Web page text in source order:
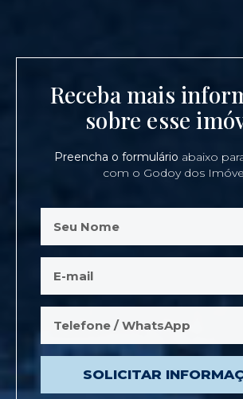
Receba mais
sobre esse
Preencha o formulário abaixo
com o Godoy dos
SOLICITAR